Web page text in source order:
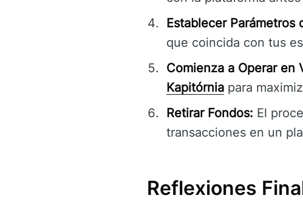
Establecer Parámetros
que coincida con tus
Comienza a Operar en
Kapitórnia para
Retirar Fondos: El
transacciones en un
Reflexiones